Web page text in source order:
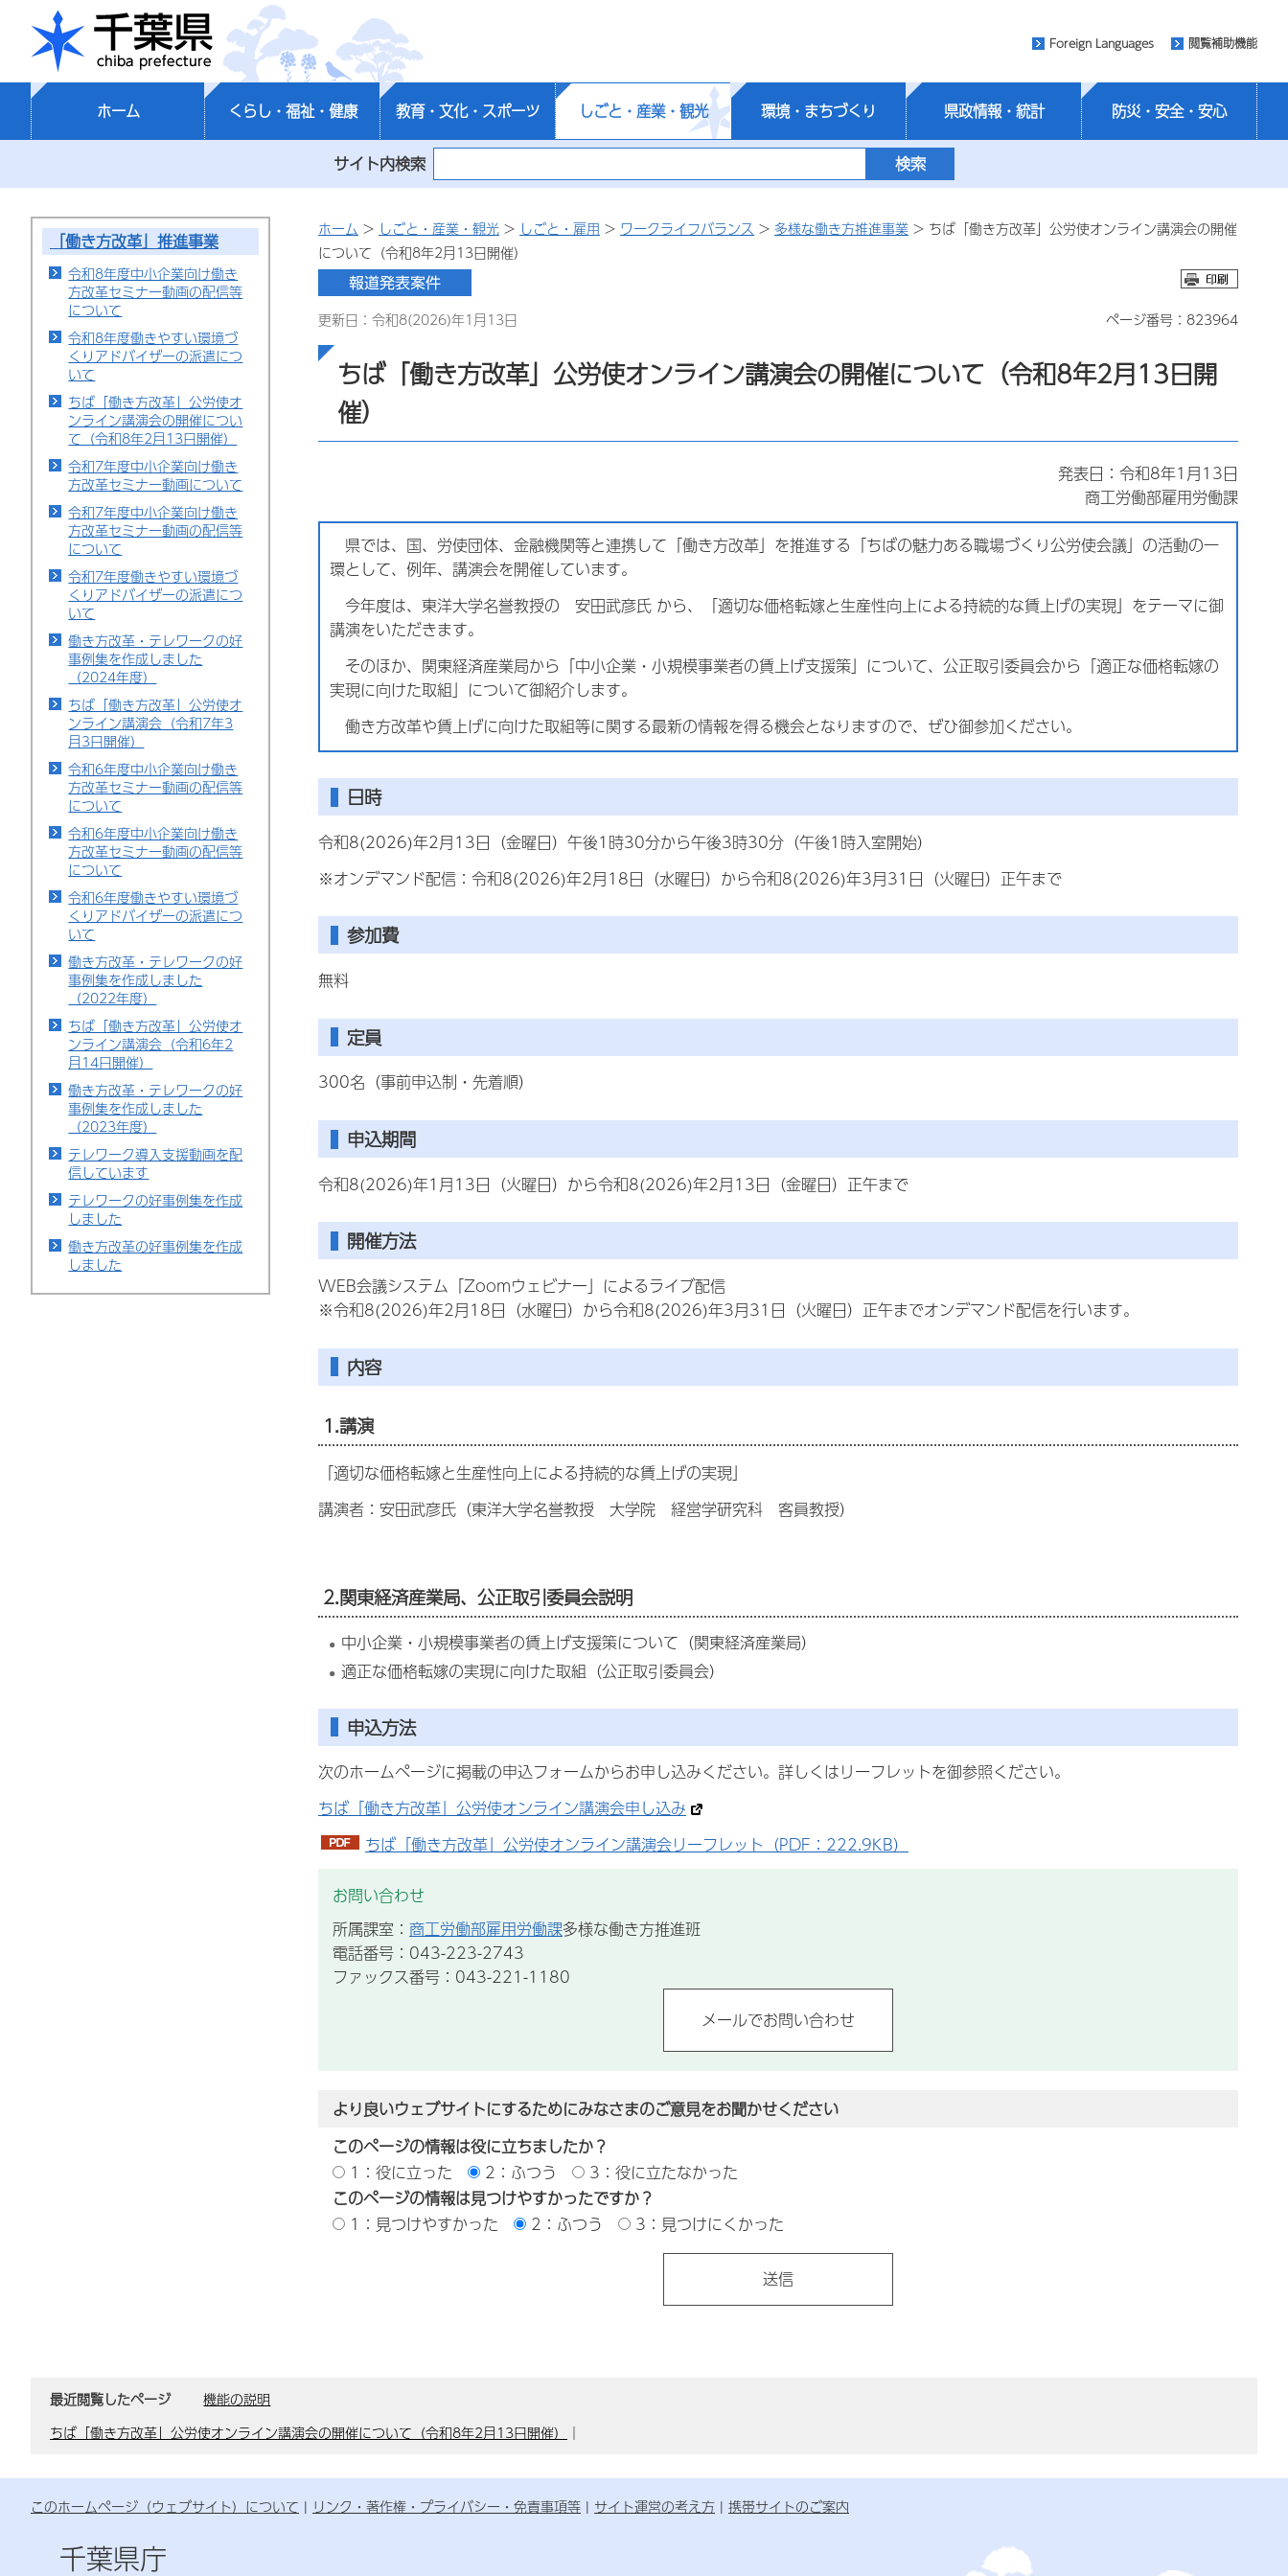
千葉県
Foreign Languages 閲覧補助機能
ホーム くらし・福祉・健康 教育・文化・スポーツ しごと・産業・観光 環境・まちづくり 県政情報・統計 防災・安全・安心
サイト内検索
「働き方改革」推進事業
令和8年度中小企業向け働き
方改革セミナー動画の配信等
について
令和8年度働きやすい環境づ
くりアドバイザーの派遣につ
いて
ちば「働き方改革」公労使オ
ンライン講演会の開催につい
て（令和8年2月13日開催）
令和7年度中小企業向け働き
方改革セミナー動画について
令和7年度中小企業向け働き
方改革セミナー動画の配信等
について
令和7年度働きやすい環境づ
くりアドバイザーの派遣につ
いて
働き方改革・テレワークの好
事例集を作成しました
（2024年度）
ちば「働き方改革」公労使オ
ンライン講演会（令和7年3
月3日開催）
令和6年度中小企業向け働き
方改革セミナー動画の配信等
について
令和6年度中小企業向け働き
方改革セミナー動画の配信等
について
令和6年度働きやすい環境づ
くりアドバイザーの派遣につ
いて
働き方改革・テレワークの好
事例集を作成しました
（2022年度）
ちば「働き方改革」公労使オ
ンライン講演会（令和6年2
月14日開催）
働き方改革・テレワークの好
事例集を作成しました
（2023年度）
テレワーク導入支援動画を配
信しています
テレワークの好事例集を作成
しました
働き方改革の好事例集を作成
しました
ホーム > しごと・産業・観光 > しごと・雇用 > ワークライフバランス > 多様な働き方推進事業 > ちば「働き方改革」公労使オンライン講演会の開催
について（令和8年2月13日開催）
更新日：令和8(2026)年1月13日 ページ番号：823964
ちば「働き方改革」公労使オンライン講演会の開催について（令和8年2月13日開
催）
発表日：令和8年1月13日
商工労働部雇用労働課
県では、国、労使団体、金融機関等と連携して「働き方改革」を推進する「ちばの魅力ある職場づくり公労使会議」の活動の一
環として、例年、講演会を開催しています。
今年度は、東洋大学名誉教授の 安田武彦氏 から、「適切な価格転嫁と生産性向上による持続的な賃上げの実現」をテーマに御
講演をいただきます。
そのほか、関東経済産業局から「中小企業・小規模事業者の賃上げ支援策」について、公正取引委員会から「適正な価格転嫁の
実現に向けた取組」について御紹介します。
働き方改革や賃上げに向けた取組等に関する最新の情報を得る機会となりますので、ぜひ御参加ください。
日時
令和8(2026)年2月13日（金曜日）午後1時30分から午後3時30分（午後1時入室開始）
※オンデマンド配信：令和8(2026)年2月18日（水曜日）から令和8(2026)年3月31日（火曜日）正午まで
参加費
無料
定員
300名（事前申込制・先着順）
申込期間
令和8(2026)年1月13日（火曜日）から令和8(2026)年2月13日（金曜日）正午まで
開催方法
WEB会議システム「Zoomウェビナー」によるライブ配信
※令和8(2026)年2月18日（水曜日）から令和8(2026)年3月31日（火曜日）正午までオンデマンド配信を行います。
内容
1.講演
「適切な価格転嫁と生産性向上による持続的な賃上げの実現」
講演者： 安田武彦氏（東洋大学名誉教授 大学院 経営学研究科 客員教授）
2.関東経済産業局、公正取引委員会説明
中小企業・小規模事業者の賃上げ支援策について（関東経済産業局）
適正な価格転嫁の実現に向けた取組（公正取引委員会）
申込方法
次のホームページに掲載の申込フォームからお申し込みください。詳しくはリーフレットを御参照ください。
ちば「働き方改革」公労使オンライン講演会申し込み
ちば「働き方改革」公労使オンライン講演会リーフレット（PDF：222.9KB）
お問い合わせ
所属課室： 商工労働部雇用労働課多様な働き方推進班
電話番号：043-223-2743
ファックス番号：043-221-1180
より良いウェブサイトにするためにみなさまのご意見をお聞かせください
このページの情報は役に立ちましたか？
1：役に立った
2：ふつう
3：役に立たなかった
このページの情報は見つけやすかったですか？
1：見つけやすかった
2：ふつう 3：見つけにくかった
最近閲覧したページ
機能の説明
ちば「働き方改革」公労使オンライン講演会の開催について（令和8年2月13日開催）
｜
このホームページ（ウェブサイト）について リンク・著作権・プライバシー・免責事項等 サイト運営の考え方 携帯サイトのご案内
千葉県庁